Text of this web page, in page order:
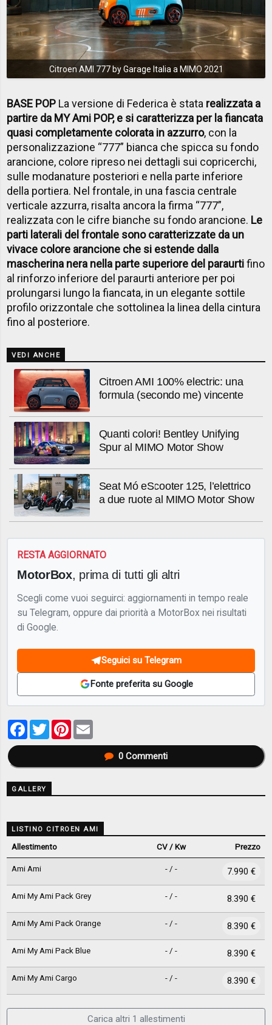
Citroen AMI 777 by Garage Italia a MIMO 2021
BASE POP La versione di Federica è stata realizzata a
partire da MY Ami POP, e si caratterizza per la fiancata
quasi completamente colorata in azzurro, con la
personalizzazione “777” bianca che spicca su fondo
arancione, colore ripreso nei dettagli sui copricerchi,
sulle modanature posteriori e nella parte inferiore
della portiera. Nel frontale, in una fascia centrale
verticale azzurra, risalta ancora la firma “777”,
realizzata con le cifre bianche su fondo arancione. Le
parti laterali del frontale sono caratterizzate da un
vivace colore arancione che si estende dalla
mascherina nera nella parte superiore del paraurtifino
al rinforzo inferiore del paraurti anteriore per poi
prolungarsi lungo la fiancata, in un elegante sottile
profilo orizzontale che sottolinea la linea della cintura
fino al posteriore.
VEDI ANCHE
Citroen AMI 100% electric: una
formula (secondo me) vincente
Quanti colori! Bentley Unifying
Spur al MIMO Motor Show
Seat Mó eScooter 125, l’elettrico
a due ruote al MIMO Motor Show
RESTA AGGIORNATO
MotorBox, prima di tutti gli altri
Scegli come vuoi seguirci: aggiornamenti in tempo reale
su Telegram, oppure dai priorità a MotorBox nei risultati
di Google.
Seguici su Telegram
Fonte preferita su Google
Facebook
TwitterPinterest
0Commenti
GALLERY
LISTINO CITROEN AMI
Allestimento CV / Kw Prezzo
Ami Ami - / - 7.990 €
Ami My Ami Pack Grey - / - 8.390 €
Ami My Ami Pack Orange - / - 8.390 €
Ami My Ami Pack Blue - / - 8.390 €
Ami My Ami Cargo - / - 8.390 €
Carica altri 1 allestimenti